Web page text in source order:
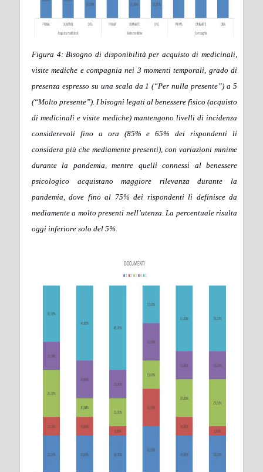
Figura 4: Bisogno di disponibilità per acquisto di medicinali,
visite mediche e compagnia nei 3 momenti temporali, grado di
presenza espresso su una scala da 1 (“Per nulla presente”) a 5
(“Molto presente”). I bisogni legati al benessere fisico (acquisto
di medicinali e visite mediche) mantengono livelli di incidenza
considerevoli fino a ora (85% e 65% dei rispondenti li
considera più che mediamente presenti), con variazioni minime
durante la pandemia, mentre quelli connessi al benessere
psicologico acquistano maggiore rilevanza durante la
pandemia, dove fino al 75% dei rispondenti li definisce da
mediamente a molto presenti nell’utenza. La percentuale risulta
oggi inferiore solo del 5%.